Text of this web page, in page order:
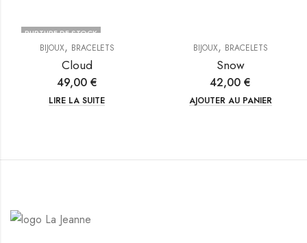
RUPTURE DE STOCK
BIJOUX, BRACELETS
Cloud
49,00 €
LIRE LA SUITE
BIJOUX, BRACELETS
Snow
42,00 €
AJOUTER AU PANIER